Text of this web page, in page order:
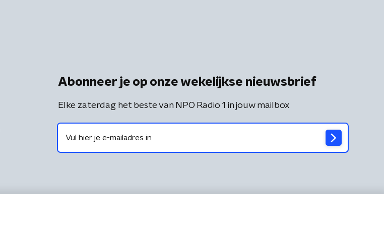
Abonneer je op onze wekelijkse nieuwsbrief
Elke zaterdag het beste van NPO Radio 1 in jouw mailbox